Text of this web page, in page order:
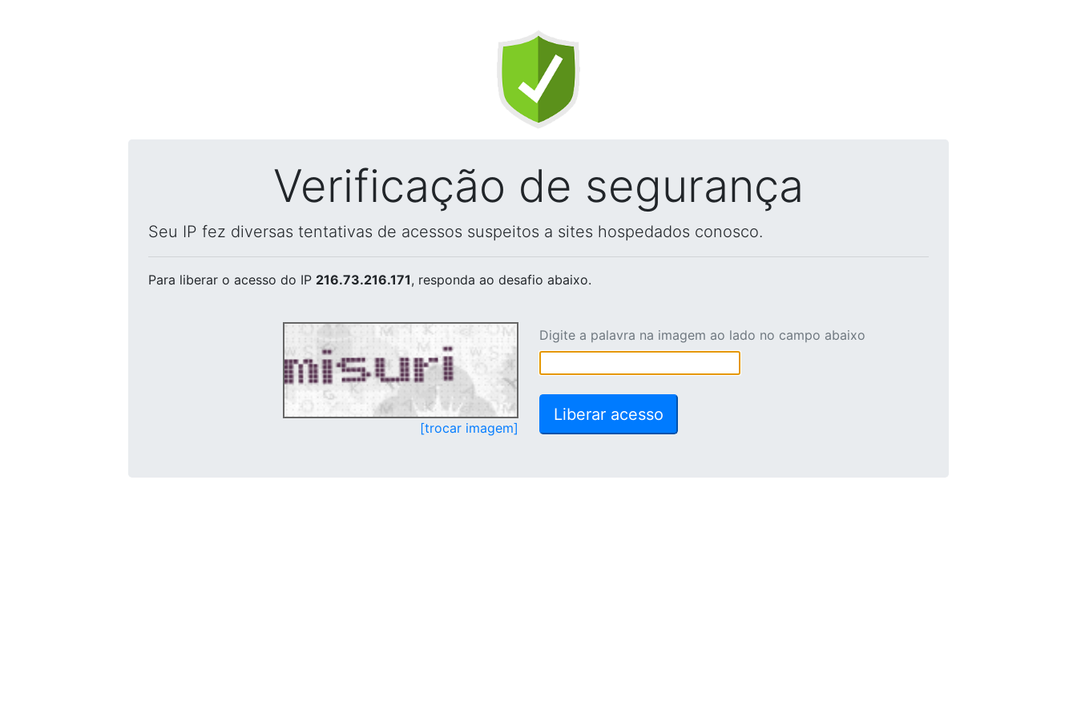
Verificação de segurança
Seu IP fez diversas tentativas de acessos suspeitos a sites hospedados conosco.
Para liberar o acesso do IP 216.73.216.171, responda ao desafio abaixo.
[trocar imagem]
Digite a palavra na imagem ao lado no campo abaixo